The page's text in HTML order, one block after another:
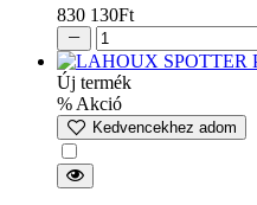
830 130Ft
Új termék
% Akció
Kedvencekhez adom